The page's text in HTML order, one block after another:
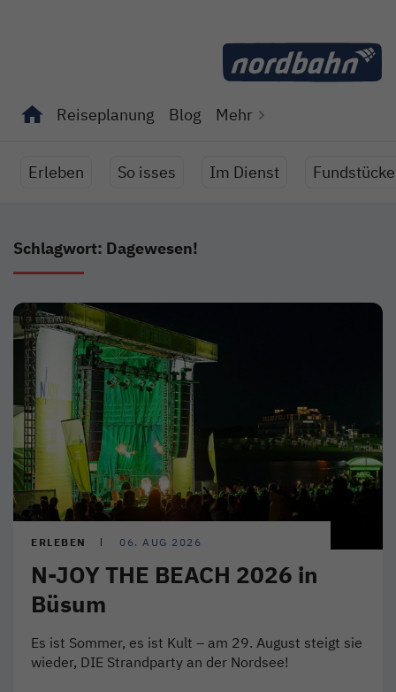
Reiseplanung Blog Mehr
Erleben So isses Im Dienst Fundstücke
Schlagwort: Dagewesen!
ERLEBEN 06. AUG 2026
N-JOY THE BEACH 2026 in
Büsum
Es ist Sommer, es ist Kult – am 29. August steigt sie
wieder, DIE Strandparty an der Nordsee!